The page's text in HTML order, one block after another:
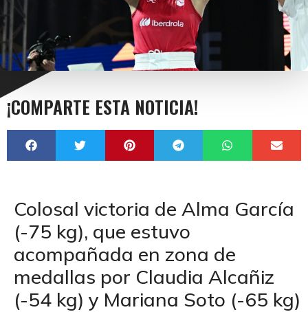
¡COMPARTE ESTA NOTICIA!
Colosal victoria de Alma García
(-75 kg), que estuvo
acompañada en zona de
medallas por Claudia Alcañiz
(-54 kg) y Mariana Soto (-65 kg)